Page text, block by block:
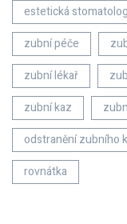
estetická
zubní péče
zubní lékař
zubní kaz
odstranění zubního
rovnátka